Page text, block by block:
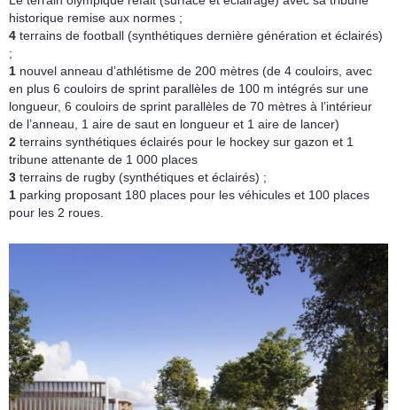
historique remise aux normes ;
4 terrains de football (synthétiques dernière génération et éclairés)
;
1 nouvel anneau d’athlétisme de 200 mètres (de 4 couloirs, avec
en plus 6 couloirs de sprint parallèles de 100 m intégrés sur une
longueur, 6 couloirs de sprint parallèles de 70 mètres à l’intérieur
de l’anneau, 1 aire de saut en longueur et 1 aire de lancer)
2 terrains synthétiques éclairés pour le hockey sur gazon et 1
tribune attenante de 1 000 places
3 terrains de rugby (synthétiques et éclairés) ;
1 parking proposant 180 places pour les véhicules et 100 places
pour les 2 roues.